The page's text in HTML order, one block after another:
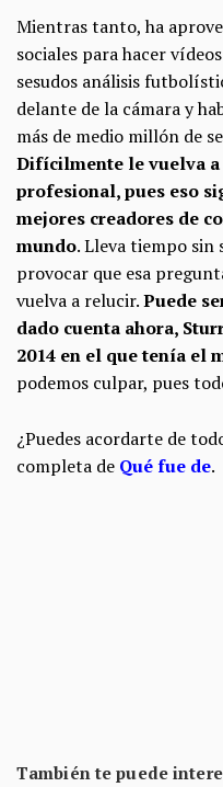
Mientras tanto, ha
sociales para hacer
sesudos análisis
delante de la cámara y
más de medio millón de
Difícilmente le vuelva
profesional, pues eso
mejores creadores de
mundo. Lleva tiempo sin
provocar que esa
vuelva a relucir.Puede
dado cuenta ahora,
2014 en el que tenía el
podemos culpar, pues
¿Puedes acordarte de
completa de Qué fue de.
También te puede